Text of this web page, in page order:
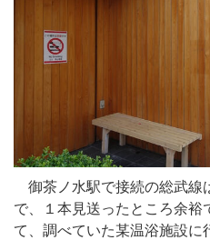
御茶ノ水駅で接続の総武線
で、１本見送ったところ余裕
て、調べていた某温浴施設に